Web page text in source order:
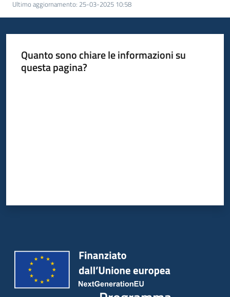
Ultimo aggiornamento: 25-03-2025 10:58
Quanto sono chiare le informazioni su
questa pagina?